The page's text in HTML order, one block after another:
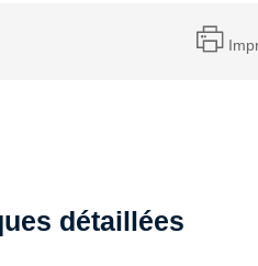
détaillées